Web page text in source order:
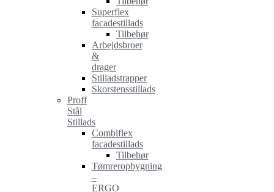
Superflex
facadestillads
Tilbehør
Arbejdsbroer
&
drager
Stilladstrapper
Skorstensstillads
Proff
Stål
Stillads
Combiflex
facadestillads
Tilbehør
Tømreropbygning
–
ERGO